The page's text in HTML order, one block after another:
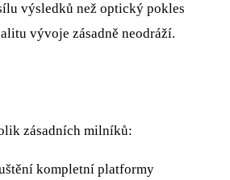
výsledků než optický pokles
vývoje zásadně neodráží.
zásadních milníků:
kompletní platformy